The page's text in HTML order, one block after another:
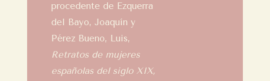
procedente de Ezquerra
del Bayo, Joaquín y
Pérez Bueno, Luis,
Retratos de mujeres
españolas del siglo XIX,